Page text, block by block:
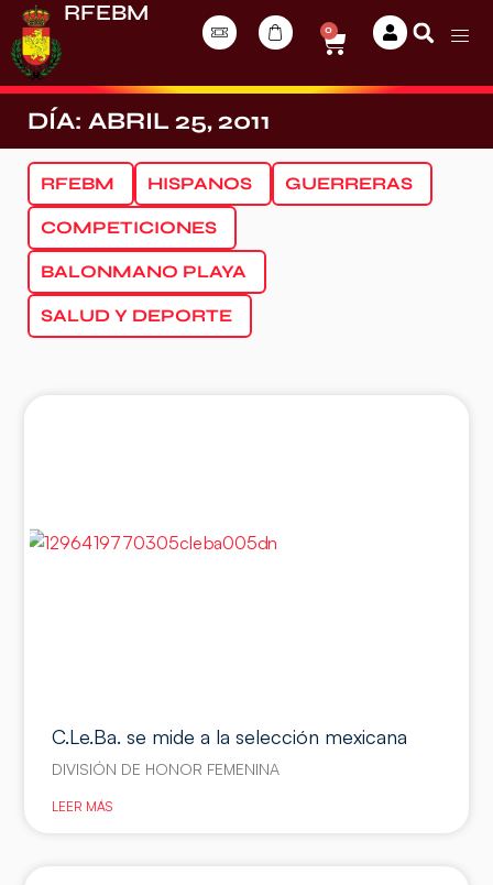
RFEBM
0
DÍA: ABRIL 25, 2011
RFEBM HISPANOS GUERRERAS
COMPETICIONES
BALONMANO PLAYA
SALUD Y DEPORTE
C.Le.Ba. se mide a la selección mexicana
DIVISIÓN DE HONOR FEMENINA
LEER MÁS